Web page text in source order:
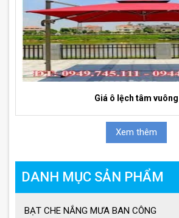
Giá ô lệch tâm vuông
Xem thêm
DANH MỤC SẢN PHẨM
BẠT CHE NẮNG MƯA BAN CÔNG